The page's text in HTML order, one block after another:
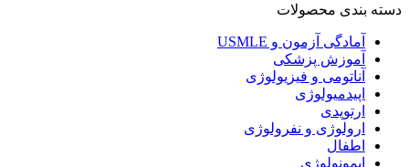
دسته بندی محصولات
آمادگی آزمون و USMLE
آموزش پزشکی
آناتومی و فیزیولوژی
اپیدمیولوژی
ارتوپدی
ارولوژی و نفرولوژی
اطفال
ایمونولوژی